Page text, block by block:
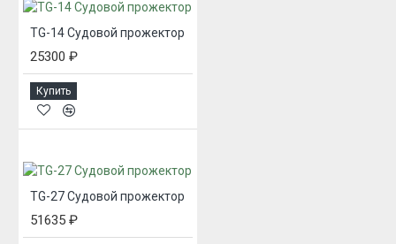
TG-14 Судовой прожектор
25300 ₽
Купить
TG-27 Судовой прожектор
51635 ₽